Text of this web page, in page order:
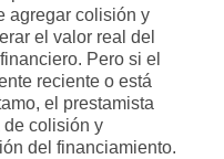
agregar colisión y
el valor real del
Pero si el
reciente o está
el prestamista
de colisión y
del financiamiento.